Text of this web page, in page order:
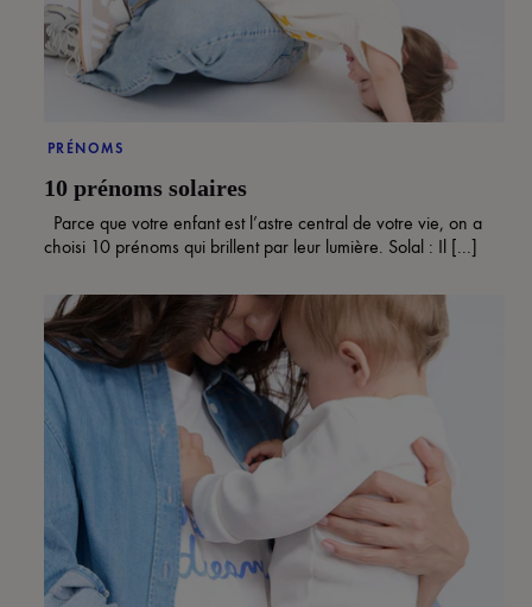
PRÉNOMS
10 prénoms solaires
Parce que votre enfant est l’astre central de votre vie, on a
choisi 10 prénoms qui brillent par leur lumière. Solal : Il [...]